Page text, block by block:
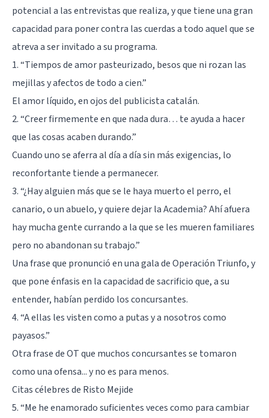
potencial a las entrevistas que realiza, y que tiene una gran
capacidad para poner contra las cuerdas a todo aquel que se
atreva a ser invitado a su programa.
1. “Tiempos de amor pasteurizado, besos que ni rozan las
mejillas y afectos de todo a cien.”
Elamor líquido, en ojos del publicista catalán.
2. “Creer firmemente en que nada dura… te ayuda a hacer
que las cosas acaben durando.”
Cuando uno se aferra al día a día sin más exigencias, lo
reconfortante tiende a permanecer.
3. “¿Hay alguien más que se le haya muerto el perro, el
canario, o un abuelo, y quiere dejar la Academia? Ahí afuera
hay mucha gente currando a la que se les mueren familiares
pero no abandonan su trabajo.”
Una frase que pronunció en una gala de Operación Triunfo, y
que pone énfasis en la capacidad de sacrificio que, a su
entender, habían perdido los concursantes.
4. “A ellas les visten como a putas y a nosotros como
payasos.”
Otra frase de OT que muchos concursantes se tomaron
como una ofensa... y no es para menos.
Citas célebres de Risto Mejide
5. “Me he enamorado suficientes veces como para cambiar